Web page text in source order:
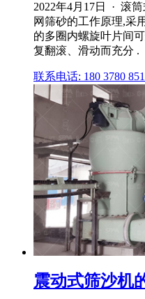
2022年4月17日 · 滚
网筛砂的工作原理,采
的多圈内螺旋叶片间
复翻滚、滑动而充分 .
联系电话: 180 3780
震动式筛沙机